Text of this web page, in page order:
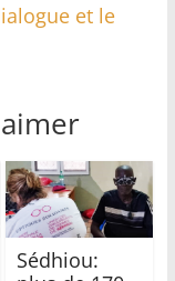
et le
Sédhiou: